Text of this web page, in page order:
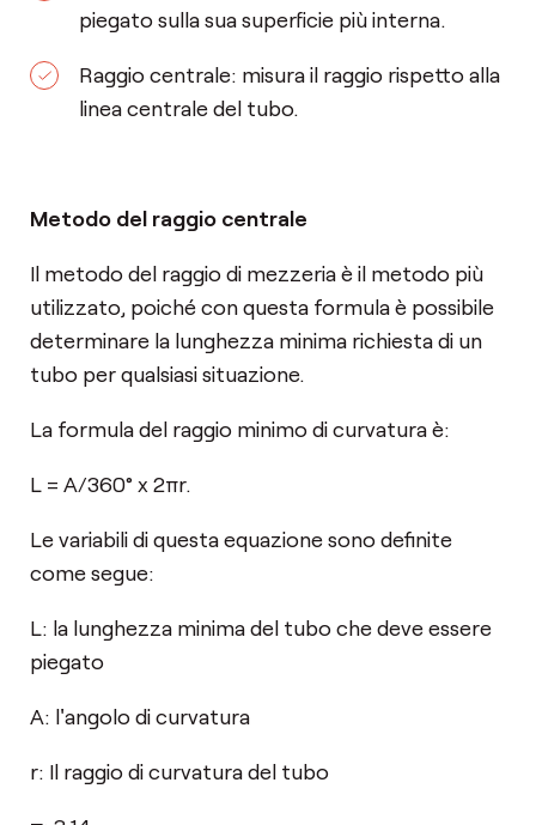
piegato sulla sua superficie più interna.
Raggio centrale: misura il raggio rispetto alla
linea centrale del tubo.
Metodo del raggio centrale
Il metodo del raggio di mezzeria è il metodo più
utilizzato, poiché con questa formula è possibile
determinare la lunghezza minima richiesta di un
tubo per qualsiasi situazione.
La formula del raggio minimo di curvatura è:
L = A/360° x 2πr.
Le variabili di questa equazione sono definite
come segue:
L: la lunghezza minima del tubo che deve essere
piegato
A: l'angolo di curvatura
r: Il raggio di curvatura del tubo